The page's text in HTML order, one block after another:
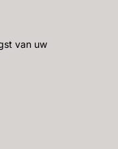
van uw